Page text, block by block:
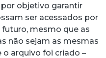
objetivo garantir
ser acessados por
mesmo que as
não sejam as mesmas
arquivo foi criado –